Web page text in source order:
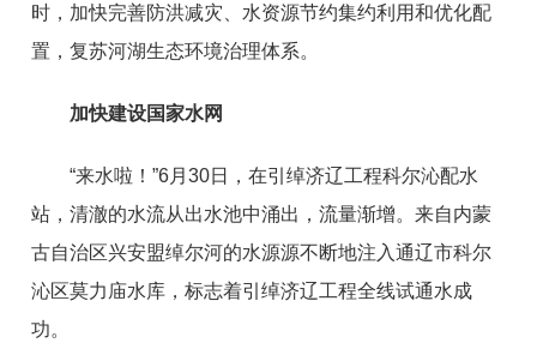
时，加快完善防洪减灾、水资源节约集约利用和优化配
置，复苏河湖生态环境治理体系。
加快建设国家水网
“来水啦！”6月30日，在引绰济辽工程科尔沁配水
站，清澈的水流从出水池中涌出，流量渐增。来自内蒙
古自治区兴安盟绰尔河的水源源不断地注入通辽市科尔
沁区莫力庙水库，标志着引绰济辽工程全线试通水成
功。